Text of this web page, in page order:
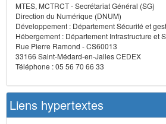
MTES, MCTRCT - Secrétariat Général (SG)
Direction du Numérique (DNUM)
Développement : Département Sécurité et
Hébergement : Département Infrastructure et
Rue Pierre Ramond - CS60013
33166 Saint-Médard-en-Jalles CEDEX
Téléphone : 05 56 70 66 33
Liens hypertextes